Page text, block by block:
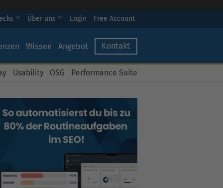
Über uns Login Free Account
Wissen Angebot Kontakt
Usability OSG Performance Suite